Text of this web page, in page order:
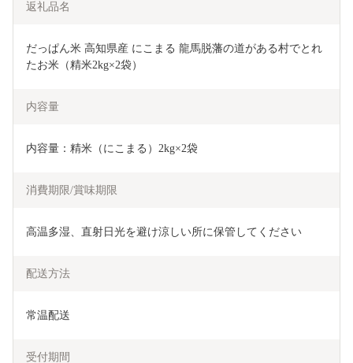
返礼品名
だっぱん米 高知県産 にこまる 龍馬脱藩の道がある村でとれ
たお米（精米2kg×2袋）
内容量
内容量：精米（にこまる）2kg×2袋
消費期限/賞味期限
高温多湿、直射日光を避け涼しい所に保管してください
配送方法
常温配送
受付期間